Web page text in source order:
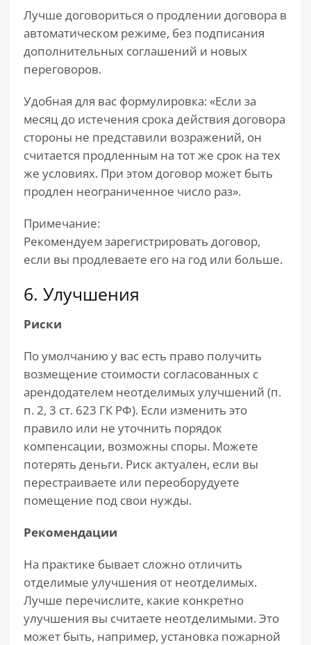
Лучше договориться о продлении договора в
автоматическом режиме, без подписания
дополнительных соглашений и новых
переговоров.
Удобная для вас формулировка: «Если за
месяц до истечения срока действия договора
стороны не представили возражений, он
считается продленным на тот же срок на тех
же условиях. При этом договор может быть
продлен неограниченное число раз».
Примечание:
Рекомендуем зарегистрировать договор,
если вы продлеваете его на год или больше.
6. Улучшения
Риски
По умолчанию у вас есть право получить
возмещение стоимости согласованных с
арендодателем неотделимых улучшений (п.
п. 2, 3 ст. 623 ГК РФ). Если изменить это
правило или не уточнить порядок
компенсации, возможны споры. Можете
потерять деньги. Риск актуален, если вы
перестраиваете или переоборудуете
помещение под свои нужды.
Рекомендации
На практике бывает сложно отличить
отделимые улучшения от неотделимых.
Лучше перечислите, какие конкретно
улучшения вы считаете неотделимыми. Это
может быть, например, установка пожарной